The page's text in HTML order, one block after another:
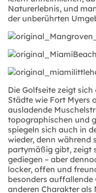
Naturerlebnis, und
der unberührten
Die Golfseite zeigt
Städte wie Fort Myers
ausladende
topographischen und
spiegeln sich auch in
wieder, denn während
partymäßig gibt, zeigt
gediegen – aber
locker, offen und
besonders
anderen Charakter als